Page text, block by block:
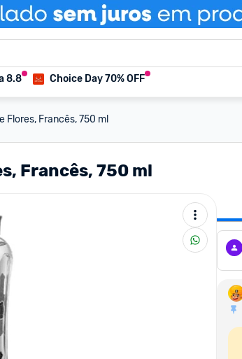
8.8 Choice Day 70% OFF
Flores, Francês, 750 ml
Francês, 750 ml